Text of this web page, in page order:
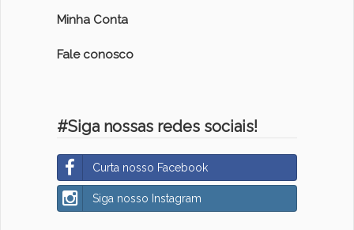
Minha Conta
Fale conosco
#Siga nossas redes sociais!
Curta nosso Facebook
Siga nosso Instagram